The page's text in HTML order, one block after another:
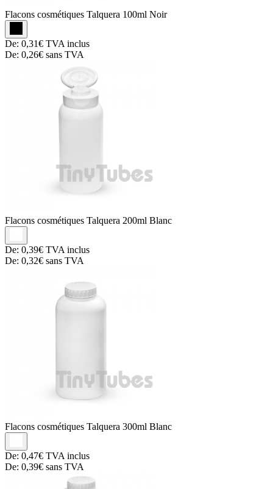
Flacons cosmétiques Talquera 100ml Noir
De: 0,31€ TVA inclus
De: 0,26€ sans TVA
Flacons cosmétiques Talquera 200ml Blanc
De: 0,39€ TVA inclus
De: 0,32€ sans TVA
Flacons cosmétiques Talquera 300ml Blanc
De: 0,47€ TVA inclus
De: 0,39€ sans TVA